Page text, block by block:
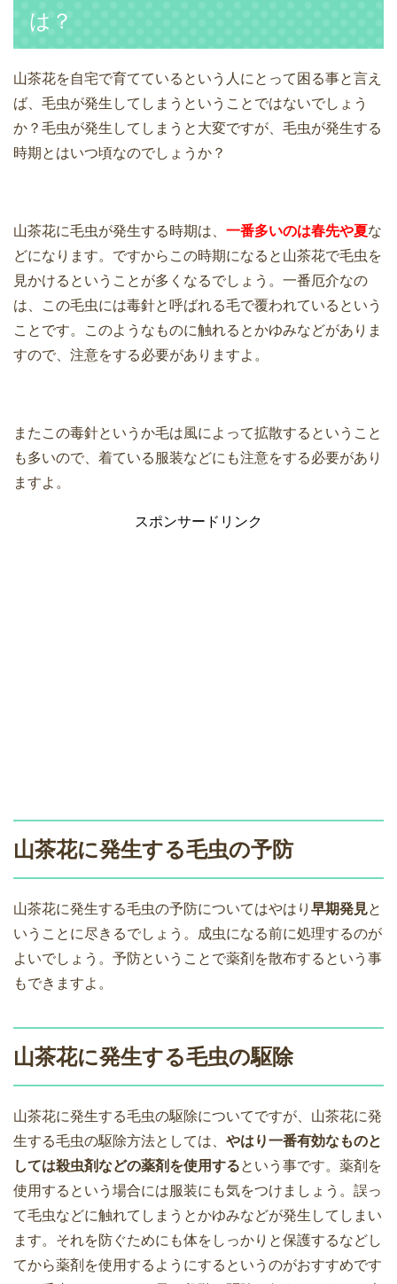
は？
山茶花を自宅で育てているという人にとって困る事と言え
ば、毛虫が発生してしまうということではないでしょう
か？毛虫が発生してしまうと大変ですが、毛虫が発生する
時期とはいつ頃なのでしょうか？
山茶花に毛虫が発生する時期は、 一番多いのは春先や夏な
どになります。ですからこの時期になると山茶花で毛虫を
見かけるということが多くなるでしょう。一番厄介なの
は、この毛虫には毒針と呼ばれる毛で覆われているという
ことです。このようなものに触れるとかゆみなどがありま
すので、注意をする必要がありますよ。
またこの毒針というか毛は風によって拡散するということ
も多いので、着ている服装などにも注意をする必要があり
ますよ。
スポンサードリンク
山茶花に発生する毛虫の予防
山茶花に発生する毛虫の予防についてはやはり 早期発見と
いうことに尽きるでしょう。成虫になる前に処理するのが
よいでしょう。予防ということで薬剤を散布するという事
もできますよ。
山茶花に発生する毛虫の駆除
山茶花に発生する毛虫の駆除についてですが、山茶花に発
生する毛虫の駆除方法としては、 やはり一番有効なものと
しては殺虫剤などの薬剤を使用するという事です。薬剤を
使用するという場合には服装にも気をつけましょう。誤っ
て毛虫などに触れてしまうとかゆみなどが発生してしまい
ます。それを防ぐためにも体をしっかりと保護するなどし
てから薬剤を使用するようにするというのがおすすめです